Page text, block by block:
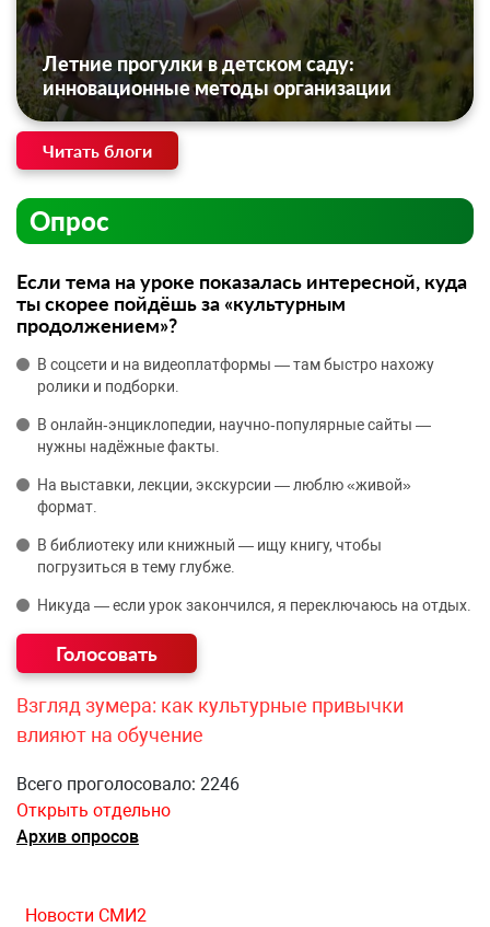
Летние прогулки в детском саду:
инновационные методы организации
Читать блоги
Опрос
Если тема на уроке показалась интересной, куда
ты скорее пойдёшь за «культурным
продолжением»?
В соцсети и на видеоплатформы — там быстро нахожу
ролики и подборки.
В онлайн‑энциклопедии, научно‑популярные сайты —
нужны надёжные факты.
На выставки, лекции, экскурсии — люблю «живой»
формат.
В библиотеку или книжный — ищу книгу, чтобы
погрузиться в тему глубже.
Никуда — если урок закончился, я переключаюсь на отдых.
Взгляд зумера: как культурные привычки
влияют на обучение
Всего проголосовало: 2246
Открыть отдельно
Архив опросов
Новости СМИ2